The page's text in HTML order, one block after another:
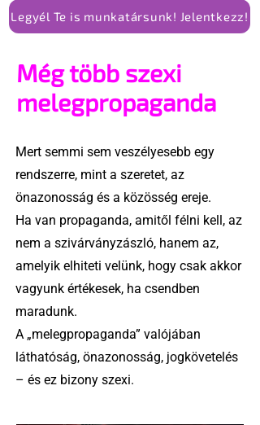
Legyél Te is munkatársunk! Jelentkezz!
Még több szexi
melegpropaganda
Mert semmi sem veszélyesebb egy
rendszerre, mint a szeretet, az
önazonosság és a közösség ereje.
Ha van propaganda, amitől félni kell, az
nem a szivárványzászló, hanem az,
amelyik elhiteti velünk, hogy csak akkor
vagyunk értékesek, ha csendben
maradunk.
A „melegpropaganda” valójában
láthatóság, önazonosság, jogkövetelés
– és ez bizony szexi.